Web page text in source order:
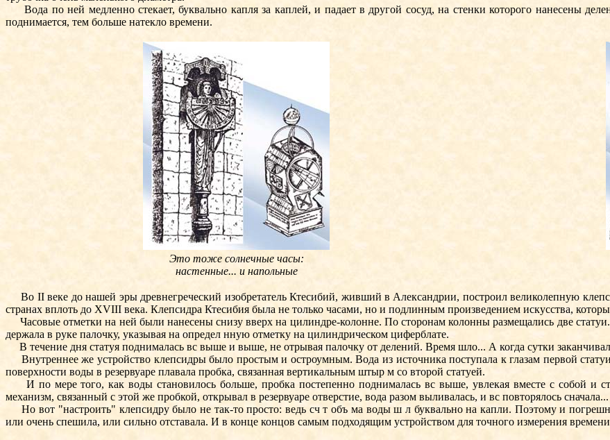
Вода по ней медленно стекает, буквально капля за каплей, и падает в другой сосуд, на стенки которого нанесены
поднимается, тем больше натекло времени.
Это тоже солнечные часы:
настенные... и напольные
Во II веке до нашей эры древнегреческий изобретатель Ктесибий, живший в Александрии, построил великолепную
странах вплоть до XVIII века. Клепсидра Ктесибия была не только часами, но и подлинным произведением искусства,
Часовые отметки на ней были нанесены снизу вверх на цилиндре-колонне. По сторонам колонны размещались две
держала в руке палочку, указывая на определ нную отметку на цилиндрическом циферблате.
В течение дня статуя поднималась вс выше и выше, не отрывая палочку от делений. Время шло... А когда сутки
Внутреннее же устройство клепсидры было простым и остроумным. Вода из источника поступала к глазам первой
поверхности воды в резервуаре плавала пробка, связанная вертикальным штыр м со второй статуей.
И по мере того, как воды становилось больше, пробка постепенно поднималась вс выше, увлекая вместе с собой и
механизм, связанный с этой же пробкой, открывал в резервуаре отверстие, вода разом выливалась, и вс повторялось сначала...
Но вот "настроить" клепсидру было не так-то просто: ведь сч т объ ма воды ш л буквально на капли. Поэтому и
или очень спешила, или сильно отставала. И в конце концов самым подходящим устройством для точного измерения